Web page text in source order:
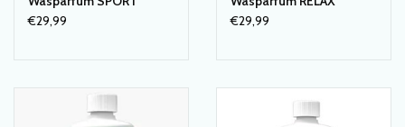
€29,99
€29,99